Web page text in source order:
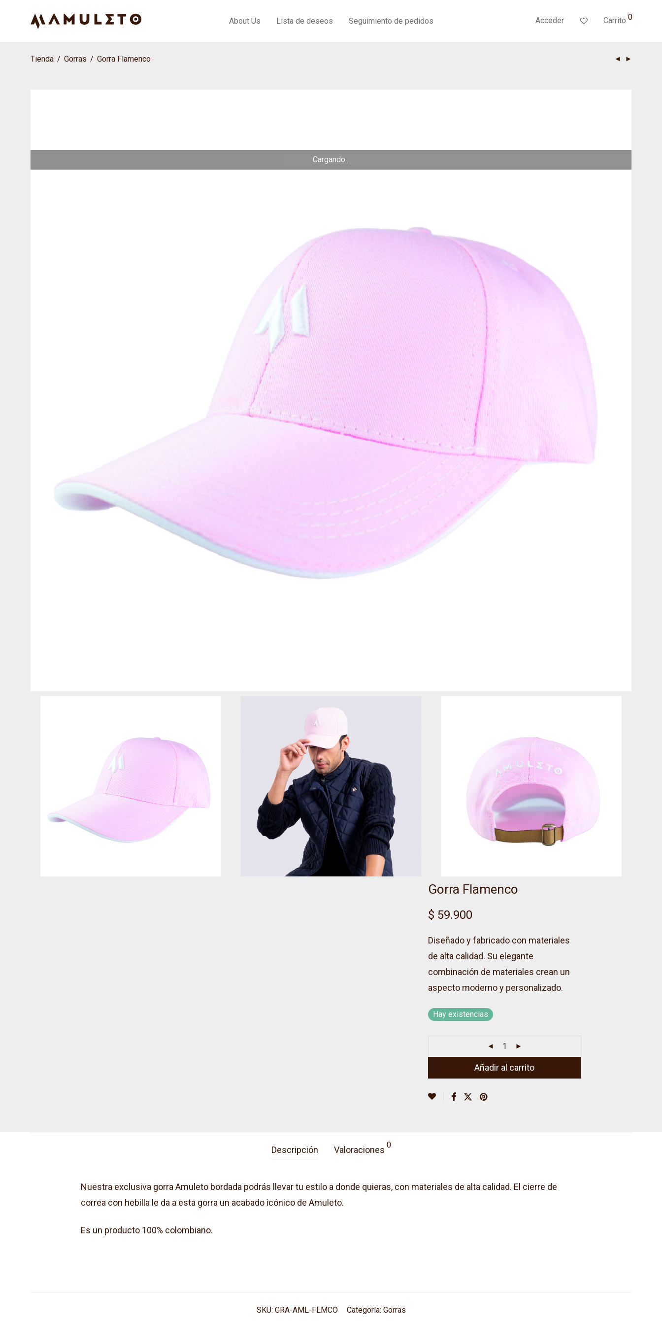
About Us Lista de deseos Seguimiento de pedidos Acceder Carrito 0
Tienda / Gorras / Gorra Flamenco
Cargando...
Gorra Flamenco
$ 59.900
Diseñado y fabricado con materiales
de alta calidad. Su elegante
combinación de materiales crean un
aspecto moderno y personalizado.
Hay existencias
Añadir al carrito
Descripción Valoraciones 0
Nuestra exclusiva gorra Amuleto bordada podrás llevar tu estilo a donde quieras, con materiales de alta calidad. El cierre de
correa con hebilla le da a esta gorra un acabado icónico de Amuleto.
Es un producto 100% colombiano.
SKU: GRA-AML-FLMCO Categoría: Gorras